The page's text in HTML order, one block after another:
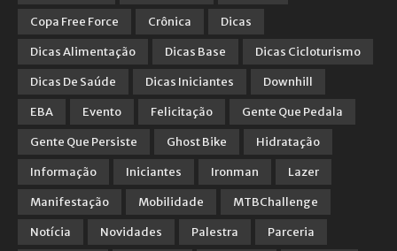
Copa Free Force
Crônica
Dicas
Dicas Alimentação
Dicas Base
Dicas Cicloturismo
Dicas De Saúde
Dicas Iniciantes
Downhill
EBA
Evento Felicitação
Gente Que Pedala
Gente Que Persiste
Ghost Bike
Hidratação
Informação
Iniciantes Ironman
Lazer
Manifestação
Mobilidade
MTBChallenge
Notícia
Novidades Palestra
Parceria